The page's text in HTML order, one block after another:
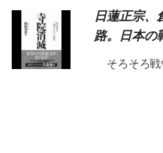
日蓮正宗、
路。日本の
そろそろ